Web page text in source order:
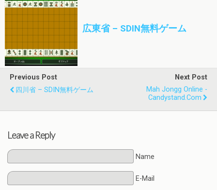
広東省 – SDIN無料ゲーム
Previous Post
四川省 – SDIN無料ゲーム
Next Post
Mah Jongg Online -
Candystand.com
Leave a Reply
Name
E-Mail